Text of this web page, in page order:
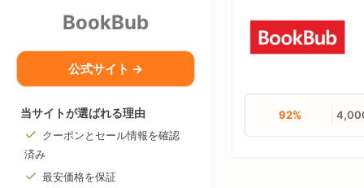
BookBub
公式サイト →
当サイトが選ばれる理由
クーポンとセール情報を確認
済み
最安価格を保証
92%